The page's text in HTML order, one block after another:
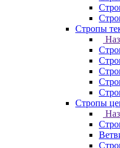
Стропы
Стропы